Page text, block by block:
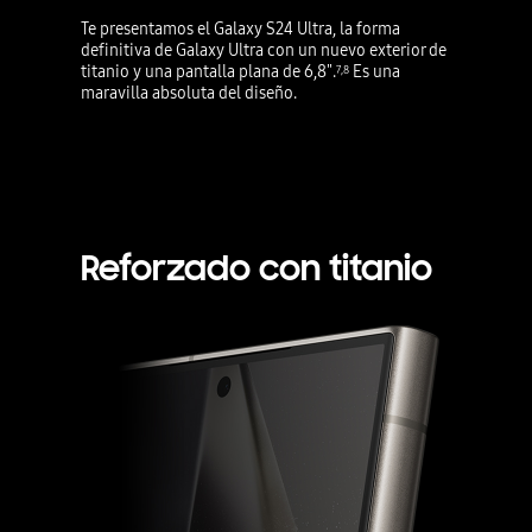
Te presentamos el Galaxy S24 Ultra, la forma
definitiva de Galaxy Ultra con un nuevo exterior de
titanio y una pantalla plana de 6,8".7 8 Es una
maravilla absoluta del diseño.
Reforzado con titanio